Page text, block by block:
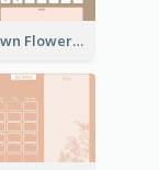
Hand-drawn Flowers Calender